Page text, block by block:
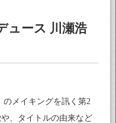
ュース 川瀬浩
のメイキングを訊く第2
、タイトルの由来など